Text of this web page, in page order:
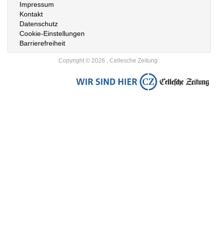
Impressum
Kontakt
Datenschutz
Cookie-Einstellungen
Barrierefreiheit
Copyright © 2026 , Cellesche Zeitung
Startseite